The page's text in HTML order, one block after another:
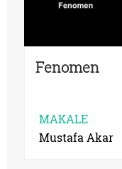
Fenomen
MAKALE
Mustafa Akar